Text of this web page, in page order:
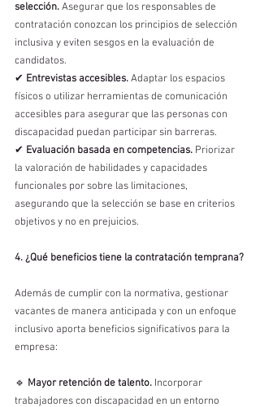
selección. Asegurar que los responsables de
contratación conozcan los principios de selección
inclusiva y eviten sesgos en la evaluación de
candidatos.
✔ Entrevistas accesibles. Adaptar los espacios
físicos o utilizar herramientas de comunicación
accesibles para asegurar que las personas con
discapacidad puedan participar sin barreras.
✔ Evaluación basada en competencias. Priorizar
la valoración de habilidades y capacidades
funcionales por sobre las limitaciones,
asegurando que la selección se base en criterios
objetivos y no en prejuicios.
4. ¿Qué beneficios tiene la contratación temprana?
Además de cumplir con la normativa, gestionar
vacantes de manera anticipada y con un enfoque
inclusivo aporta beneficios significativos para la
empresa:
🔹 Mayor retención de talento. Incorporar
trabajadores con discapacidad en un entorno